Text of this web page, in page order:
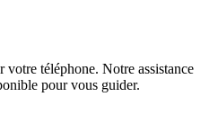
votre téléphone. Notre assistance
pour vous guider.